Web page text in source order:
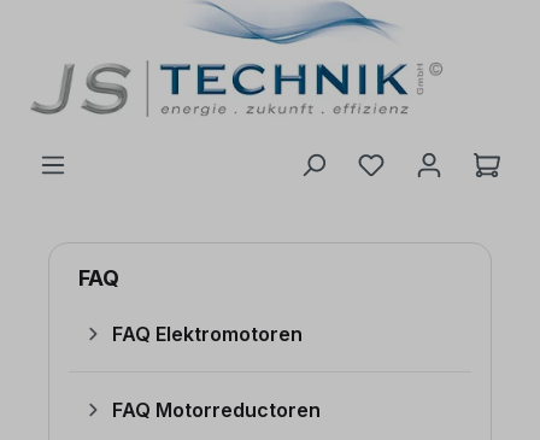
FAQ
FAQ Elektromotoren
FAQ Motorreductoren